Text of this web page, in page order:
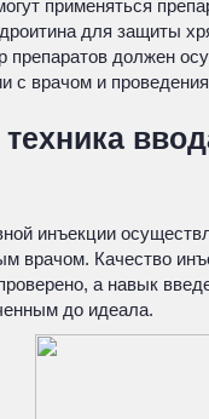
применяться
для защиты
препаратов должен
с врачом и
инъекции
врачом. Качество
а навык
до идеала.